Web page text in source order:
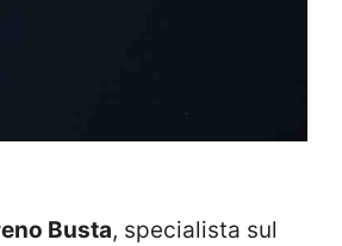
Busta, specialista sul